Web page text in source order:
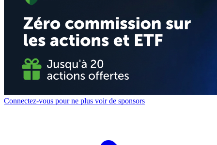
Connectez-vous pour ne plus voir de sponsors